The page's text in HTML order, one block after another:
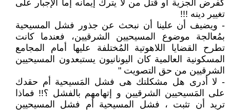
كفرض الجزية أو قتل من لا يترك إيمانه إما الإجبار على
تغيير دينه !!!
- ويضيف أن علينا أن نبحث عن جذور فشل المسيحية
بمُعالجة موضوع المسيحيين الشرقيين، فعندما كانت
تطرح القضايا اللاهوتية المُختلفة عليها أمام المجامع
المسكونية العالمية كان اليونانيون يستبعدون المسيحيين
الشرقيين من حق التصويت "
- لا أدرى هل مشكلتك هى فشل المَسيحية أم حقدك
على المَسيحيين الشرقيين و إتهامهم بالفشل ؟!! فماذا
تريد أن تثبت ، فشل المسيحية أم فشل المسيحيين